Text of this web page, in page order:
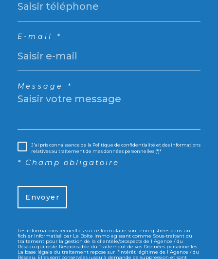
E-mail *
Message *
J'ai pris connaissance de la Politique de confidentialité et des informations
relatives au traitement de mes données personnelles (*)*
* Champ obligatoire
Envoyer
Les informations recueillies sur ce formulaire sont enregistrées dans un
fichier informatisé par La Boite Immo agissant comme Sous-traitant du
traitement pour la gestion de la clientèle/prospects de l'Agence / du
Réseau qui reste Responsable du Traitement de vos Données personnelles.
La base légale du traitement repose sur l'intérêt légitime de l'Agence / du
Réseau. Elles sont conservées jusqu'à demande de suppression et sont